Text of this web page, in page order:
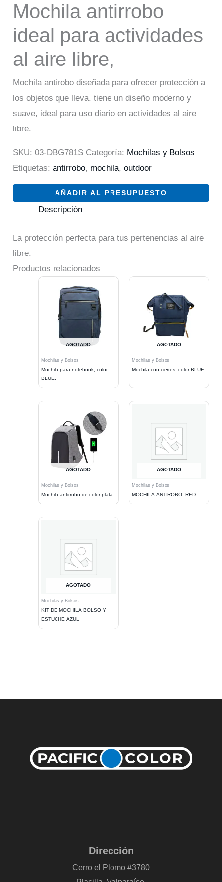
Mochila antirrobo
ideal para actividades
al aire libre,
Mochila antirobo diseñada para ofrecer protección a
los objetos que lleva. tiene un diseño moderno y
suave, ideal para uso diario en actividades al aire
libre.
SKU:03-DBG781S Categoría: Mochilas y Bolsos
Etiquetas:antirrobo, mochila,outdoor
AÑADIR AL PRESUPUESTO
Descripción
La protección perfecta para tus pertenencias al aire
libre.
Productos relacionados
AGOTADO
Mochilas y Bolsos
Mochila para notebook, color
BLUE.
AGOTADO
Mochilas y Bolsos
Mochila con cierres, color BLUE
AGOTADO
Mochilas y Bolsos
Mochila antirrobo de color plata.
AGOTADO
Mochilas y Bolsos
MOCHILA ANTIROBO. RED
AGOTADO
Mochilas y Bolsos
KIT DE MOCHILA BOLSO Y
ESTUCHE AZUL
Dirección
Cerro el Plomo #3780